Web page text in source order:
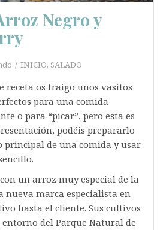
Negro y
INICIO, SALADO
receta os traigo unos vasitos
para una comida
o para “picar”, pero esta es
podéis prepararlo
principal de una comida y usar
un arroz muy especial de la
nueva marca especialista en
hasta el cliente. Sus cultivos
del Parque Natural de